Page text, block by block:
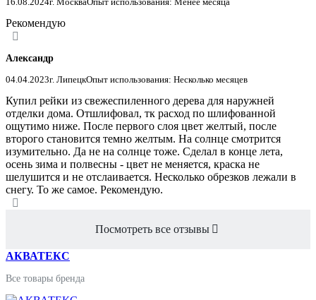
Рекомендую
Александр
04.04.2023г. ЛипецкОпыт использования: Несколько месяцев
Купил рейки из свежеспиленного дерева для наружней
отделки дома. Отшлифовал, тк расход по шлифованной
ощутимо ниже. После первого слоя цвет желтый, после
второго становится темно желтым. На солнце смотрится
изумительно. Да не на солнце тоже. Сделал в конце лета,
осень зима и полвесны - цвет не меняется, краска не
шелушится и не отслаивается. Несколько обрезков лежали в
снегу. То же самое. Рекомендую.
Посмотреть все отзывы
АКВАТЕКС
Все товары бренда